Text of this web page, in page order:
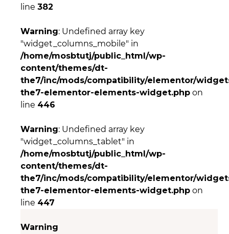
line 382
Warning: Undefined array key
"widget_columns_mobile" in
/home/mosbtutj/public_html/wp-
content/themes/dt-
the7/inc/mods/compatibility/elementor/
the7-elementor-elements-widget.php on
line 446
Warning: Undefined array key
"widget_columns_tablet" in
/home/mosbtutj/public_html/wp-
content/themes/dt-
the7/inc/mods/compatibility/elementor/
the7-elementor-elements-widget.php on
line 447
Warning